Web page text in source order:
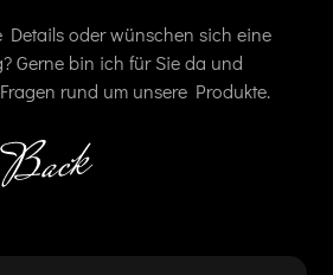
Details oder wünschen sich eine
Gerne bin ich für Sie da und
rund um unsere Produkte.